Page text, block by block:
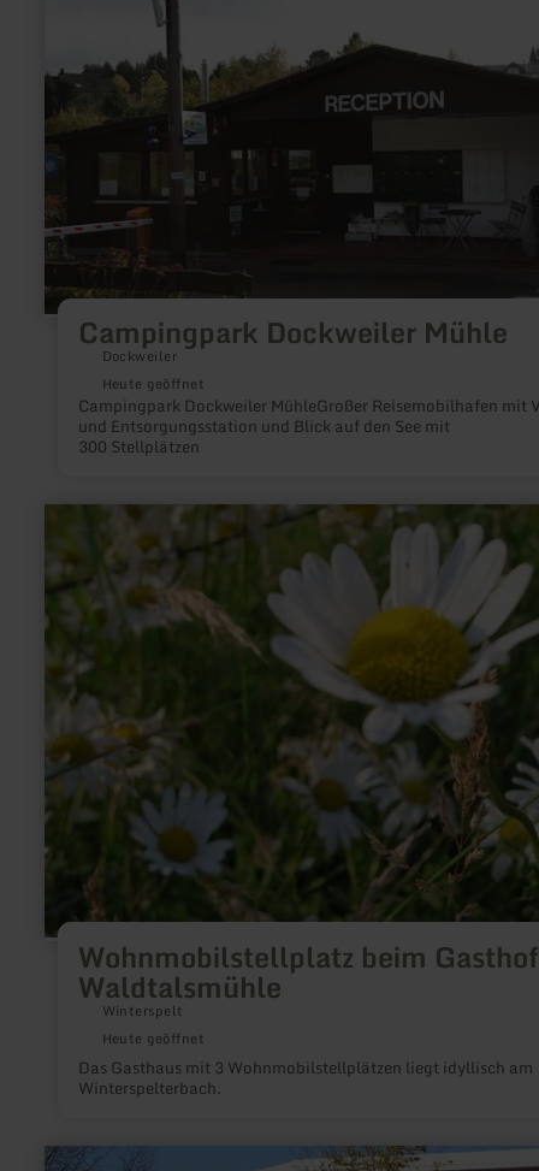
Campingpark Dockweiler Mühle
Dockweiler
Heute geöffnet
Campingpark Dockweiler MühleGroßer Reisemobilhafen mit
und Entsorgungsstation und Blick auf den See mit
300 Stellplätzen
Wohnmobilstellplatz beim Gasthof
Waldtalsmühle
Winterspelt
Heute geöffnet
Das Gasthaus mit 3 Wohnmobilstellplätzen liegt idyllisch am
Winterspelterbach.
zu:
Wohnmobilstellplatz
beim
Gasthof
Waldtalsmühle
mehr